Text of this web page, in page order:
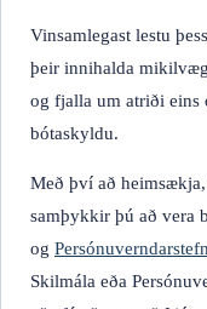
Vinsamlegast lestu
þeir innihalda
og fjalla um atriði eins
bótaskyldu.
Með því að
samþykkir þú að vera
og
Skilmála eða